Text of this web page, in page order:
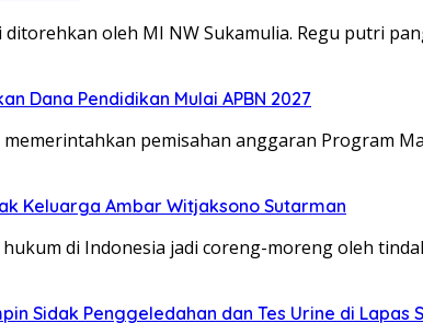
oleh MI NW Sukamulia. Regu putri
Dana Pendidikan Mulai APBN 2027
pemisahan anggaran Program
Keluarga Ambar Witjaksono Sutarman
hukum di Indonesia jadi coreng-moreng oleh
Sidak Penggeledahan dan Tes Urine di Lapas